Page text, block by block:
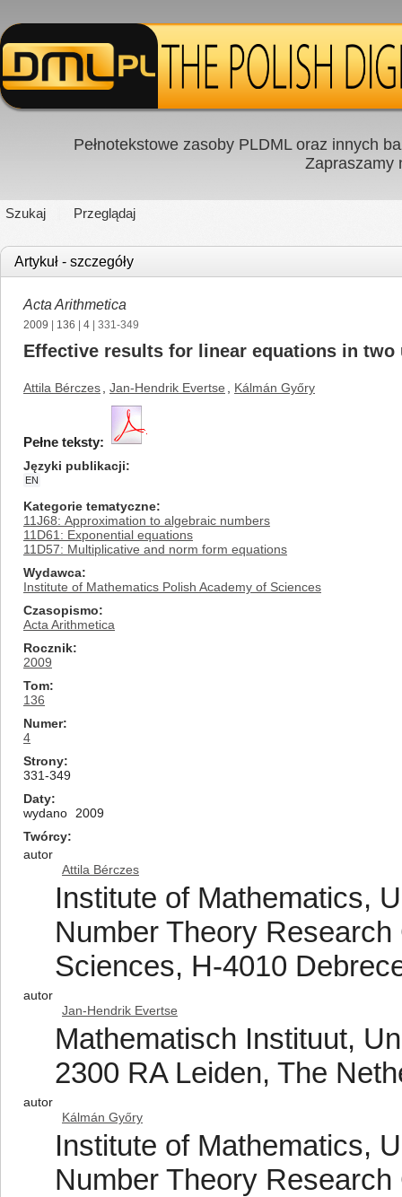
Pełnotekstowe zasoby PLDML oraz innych
Zapraszamy
Szukaj Przeglądaj
Artykuł - szczegóły
Acta Arithmetica
2009 136 4 | 331-349
Effective results for linear equations in
Attila Bérczes Jan-Hendrik Evertse Kálmán Győry
Pełne teksty:
Języki publikacji
EN
Kategorie tematyczne
11J68: Approximation to algebraic numbers
11D61: Exponential equations
11D57: Multiplicative and norm form equations
Wydawca
Institute of Mathematics Polish Academy of Sciences
Czasopismo
Acta Arithmetica
Rocznik
2009
Tom
136
Numer
4
Strony
331-349
Daty
wydano
2009
Twórcy
autor
Attila Bérczes
Institute of Mathematics,
Number Theory
Sciences, H-4010
autor
Jan-Hendrik Evertse
Mathematisch Instituut,
2300 RA Leiden, The
autor
Kálmán Győry
Institute of Mathematics,
Number Theory